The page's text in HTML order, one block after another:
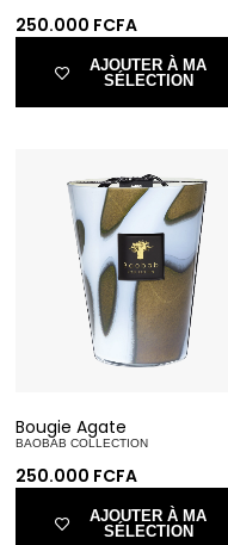
250.000 FCFA
AJOUTER À MA
SÉLECTION
Bougie Agate
BAOBAB COLLECTION
250.000 FCFA
AJOUTER À MA
SÉLECTION